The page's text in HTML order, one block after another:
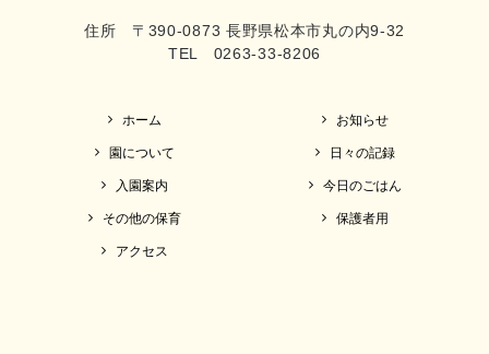
住所 〒390-0873 長野県松本市丸の内9-32
TEL 0263-33-8206
ホーム
園について
入園案内
その他の保育
アクセス
お知らせ
日々の記録
今日のごはん
保護者用